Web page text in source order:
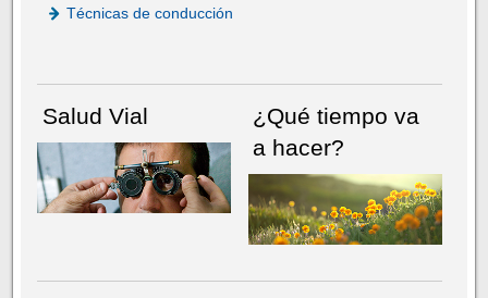
Técnicas de conducción
Salud Vial
¿Qué tiempo va
a hacer?